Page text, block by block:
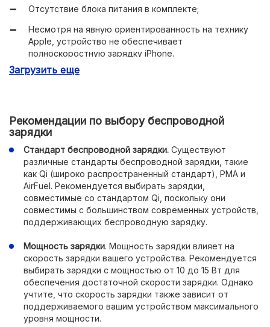
Отсутствие блока питания в комплекте;
Несмотря на явную ориентированность на технику
Apple, устройство не обеспечивает
полноскоростную зарядку iPhone.
Загрузить еще
Рекомендации по выбору беспроводной
зарядки
Стандарт беспроводной зарядки. Существуют
различные стандарты беспроводной зарядки, такие
как Qi (широко распространенный стандарт), PMA и
AirFuel. Рекомендуется выбирать зарядки,
совместимые со стандартом Qi, поскольку они
совместимы с большинством современных устройств,
поддерживающих беспроводную зарядку.
Мощность зарядки. Мощность зарядки влияет на
скорость зарядки вашего устройства. Рекомендуется
выбирать зарядки с мощностью от 10 до 15 Вт для
обеспечения достаточной скорости зарядки. Однако
учтите, что скорость зарядки также зависит от
поддерживаемого вашим устройством максимального
уровня мощности.